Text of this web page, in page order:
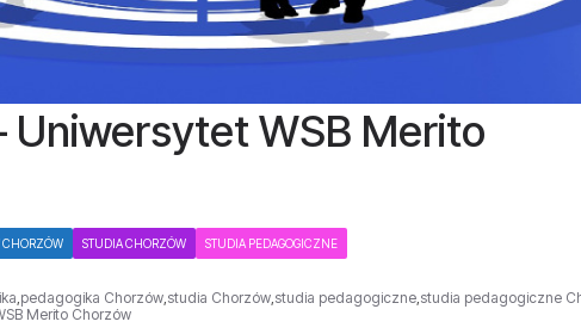
Uniwersytet WSB Merito
CHORZÓW STUDIA CHORZÓW STUDIA PEDAGOGICZNE
pedagogika Chorzów studia Chorzów studia pedagogiczne studia pedagogiczne
Merito Chorzów